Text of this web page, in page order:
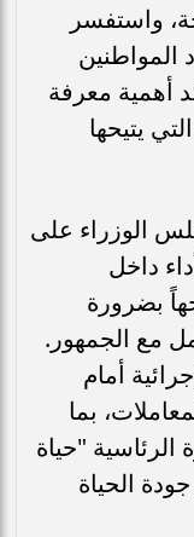
واستفسر
أهمية معرفة
يتيحها
الوزراء على
داخل
بضرورة
مع الجمهور.
أمام
بما
"حياة
الحياة